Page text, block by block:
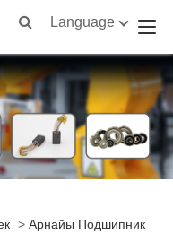
Language
> Арнайы Подшипник